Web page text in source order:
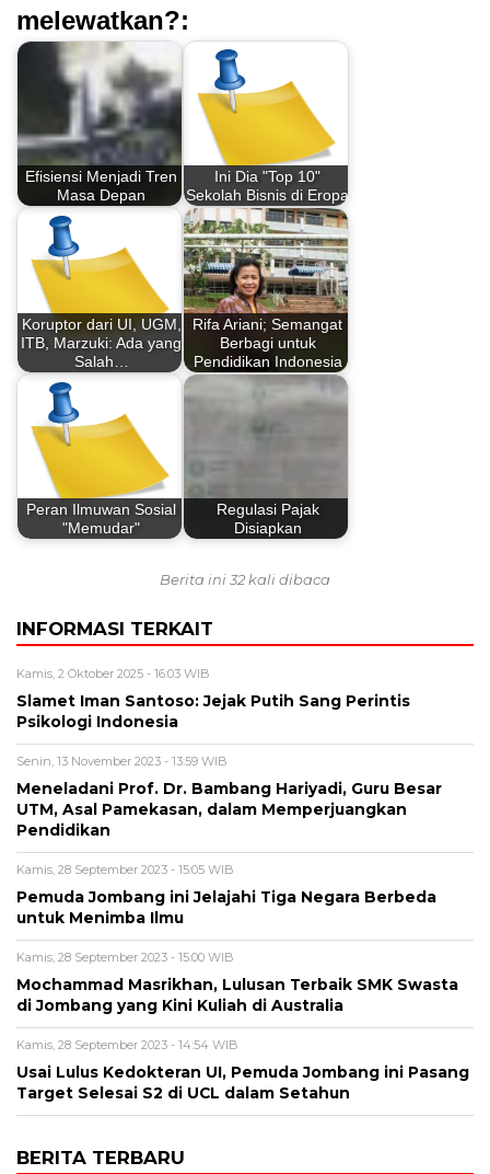
melewatkan?:
Efisiensi Menjadi Tren
Masa Depan
Ini Dia "Top 10"
Sekolah Bisnis di Eropa
Koruptor dari UI, UGM,
ITB, Marzuki: Ada yang
Salah…
Rifa Ariani; Semangat
Berbagi untuk
Pendidikan Indonesia
Peran Ilmuwan Sosial
"Memudar"
Regulasi Pajak
Disiapkan
Berita ini 32 kali dibaca
INFORMASI TERKAIT
Kamis, 2 Oktober 2025 - 16:03 WIB
Slamet Iman Santoso: Jejak Putih Sang Perintis
Psikologi Indonesia
Senin, 13 November 2023 - 13:59 WIB
Meneladani Prof. Dr. Bambang Hariyadi, Guru Besar
UTM, Asal Pamekasan, dalam Memperjuangkan
Pendidikan
Kamis, 28 September 2023 - 15:05 WIB
Pemuda Jombang ini Jelajahi Tiga Negara Berbeda
untuk Menimba Ilmu
Kamis, 28 September 2023 - 15:00 WIB
Mochammad Masrikhan, Lulusan Terbaik SMK Swasta
di Jombang yang Kini Kuliah di Australia
Kamis, 28 September 2023 - 14:54 WIB
Usai Lulus Kedokteran UI, Pemuda Jombang ini Pasang
Target Selesai S2 di UCL dalam Setahun
BERITA TERBARU